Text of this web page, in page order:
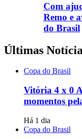
Com
Remo e
do Brasil
Últimas
Copa do Brasil
Vitória 4 x 0
momentos
Há 1 dia
Copa do Brasil